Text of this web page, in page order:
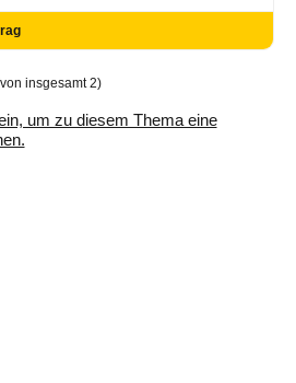
insgesamt 2)
um zu diesem Thema eine